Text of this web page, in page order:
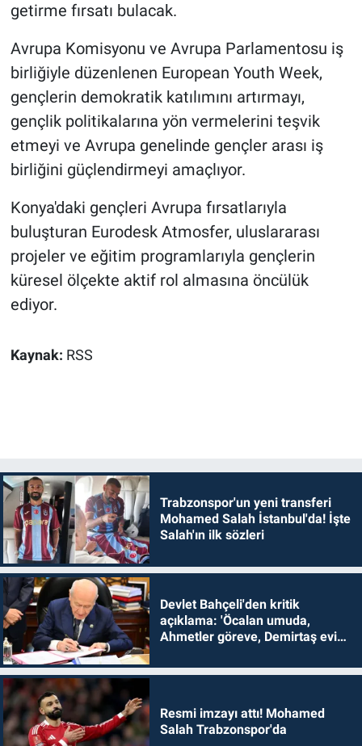
getirme fırsatı bulacak.
Avrupa Komisyonu ve Avrupa Parlamentosu iş
birliğiyle düzenlenen European Youth Week,
gençlerin demokratik katılımını artırmayı,
gençlik politikalarına yön vermelerini teşvik
etmeyi ve Avrupa genelinde gençler arası iş
birliğini güçlendirmeyi amaçlıyor.
Konya'daki gençleri Avrupa fırsatlarıyla
buluşturan Eurodesk Atmosfer, uluslararası
projeler ve eğitim programlarıyla gençlerin
küresel ölçekte aktif rol almasına öncülük
ediyor.
Kaynak: RSS
Trabzonspor'un yeni transferi
Mohamed Salah İstanbul'da! İşte
Salah'ın ilk sözleri
Devlet Bahçeli'den kritik
açıklama: 'Öcalan umuda,
Ahmetler göreve, Demirtaş evine
Resmi imzayı attı! Mohamed
Salah Trabzonspor'da